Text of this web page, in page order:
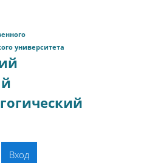
университета
Вход